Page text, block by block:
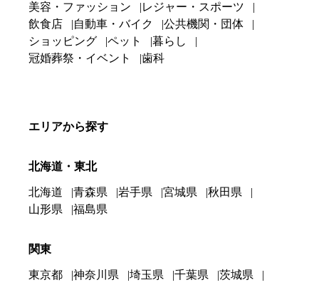
美容・ファッション
レジャー・スポーツ
飲食店
自動車・バイク
公共機関・団体
ショッピング
ペット
暮らし
冠婚葬祭・イベント
歯科
エリアから探す
北海道・東北
北海道 青森県 岩手県 宮城県
秋田県
山形県
福島県
関東
東京都 神奈川県 埼玉県 千葉県
茨城県